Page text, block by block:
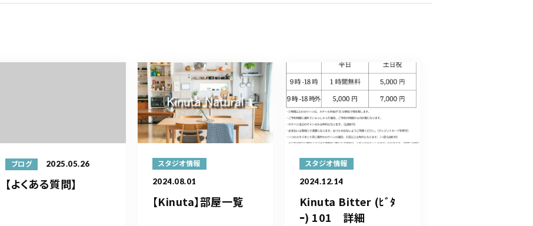
ブログ 2025.05.26
【よくある質問】
スタジオ情報
2024.08.01
【Kinuta】部屋一覧
スタジオ情報
2024.12.14
Kinuta Bitter (ﾋﾞﾀ
ｰ) 101 詳細